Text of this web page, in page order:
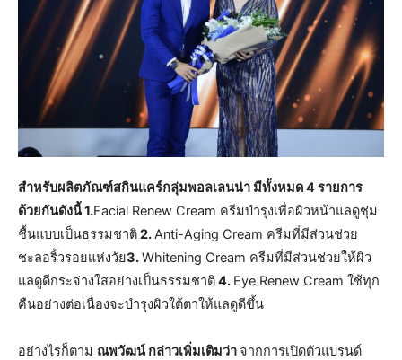
สำหรับผลิตภัณฑ์สกินแคร์กลุ่มพอลเลนน่า มีทั้งหมด 4 รายการ
ด้วยกันดังนี้ 1.Facial Renew Cream ครีมบำรุงเพื่อผิวหน้าแลดูชุ่ม
ชื้นแบบเป็นธรรมชาติ2.Anti-Aging Cream ครีมที่มีส่วนช่วย
ชะลอริ้วรอยแห่งวัย3.Whitening Cream ครีมที่มีส่วนช่วยให้ผิว
แลดูดีกระจ่างใสอย่างเป็นธรรมชาติ4. Eye Renew Cream ใช้ทุก
คืนอย่างต่อเนื่องจะบำรุงผิวใต้ตาให้แลดูดีขึ้น
อย่างไรก็ตาม ณพวัฒน์ กล่าวเพิ่มเติมว่า จากการเปิดตัวแบรนด์